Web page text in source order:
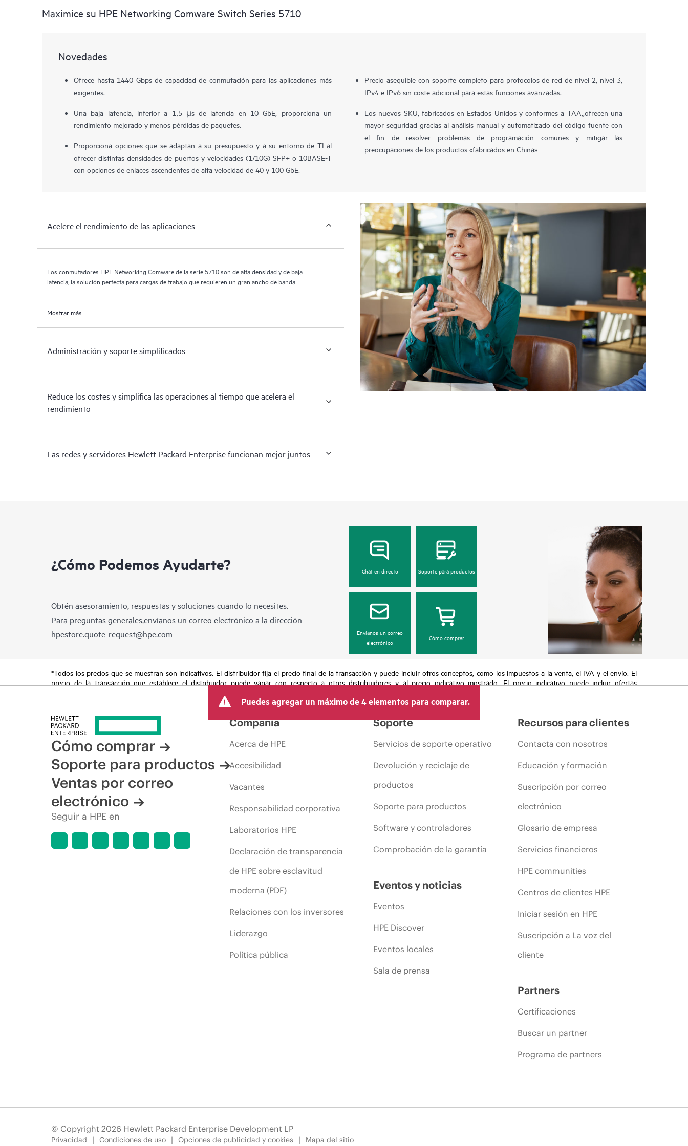
Maximice su HPE Networking Comware Switch Series 5710
Novedades
Ofrece hasta 1440 Gbps de capacidad de conmutación para las aplicaciones más
exigentes.
Una baja latencia, inferior a 1,5 µs de latencia en 10 GbE, proporciona un
rendimiento mejorado y menos pérdidas de paquetes.
Proporciona opciones que se adaptan a su presupuesto y a su entorno de TI al
ofrecer distintas densidades de puertos y velocidades (1/10G) SFP+ o 10BASE-T
con opciones de enlaces ascendentes de alta velocidad de 40 y 100 GbE.
Precio asequible con soporte completo para protocolos de red de nivel 2, nivel 3,
IPv4 e IPv6 sin coste adicional para estas funciones avanzadas.
Los nuevos SKU, fabricados en Estados Unidos y conformes a TAA,,ofrecen una
mayor seguridad gracias al análisis manual y automatizado del código fuente con
el fin de resolver problemas de programación comunes y mitigar las
preocupaciones de los productos «fabricados en China»
Acelere el rendimiento de las aplicaciones
Los conmutadores HPE Networking Comware de la serie 5710 son de alta densidad y de baja
latencia, la solución perfecta para cargas de trabajo que requieren un gran ancho de banda.
Mostrar más
Administración y soporte simplificados
Reduce los costes y simplifica las operaciones al tiempo que acelera el
rendimiento
Las redes y servidores Hewlett Packard Enterprise funcionan mejor juntos
¿Cómo Podemos Ayudarte?
Obtén asesoramiento, respuestas y soluciones cuando lo necesites.
Para preguntas generales,envíanos un correo electrónico a la dirección
hpestore.quote-request@hpe.com
Chat en directo Soporte para productos
Envíanos un correo
electrónico
Cómo comprar
*Todos los precios que se muestran son indicativos. El distribuidor fija el precio final de la transacción y puede incluir otros conceptos, como los impuestos a la venta, el IVA y el envío. El
precio de la transacción que establece el distribuidor puede variar con respecto a otros distribuidores y al precio indicativo mostrado. El precio indicativo puede incluir ofertas
del mercado, descatalogación de productos, disponibilidad limitada de productos, promociones de fin de la vida útil y errores en los anuncios.
Puedes agregar un máximo de 4 elementos para comparar.
Cómo comprar
Soporte para productos
Ventas por correo
electrónico
Seguir a HPE en
Compañía
Acerca de HPE
Accesibilidad
Vacantes
Responsabilidad corporativa
Laboratorios HPE
Declaración de transparencia
de HPE sobre esclavitud
moderna (PDF)
Relaciones con los inversores
Liderazgo
Política pública
Soporte
Servicios de soporte operativo
Devolución y reciclaje de
productos
Soporte para productos
Software y controladores
Comprobación de la garantía
Eventos y noticias
Eventos
HPE Discover
Eventos locales
Sala de prensa
Recursos para clientes
Contacta con nosotros
Educación y formación
Suscripción por correo
electrónico
Glosario de empresa
Servicios financieros
HPE communities
Centros de clientes HPE
Iniciar sesión en HPE
Suscripción a La voz del
cliente
Partners
Certificaciones
Buscar un partner
Programa de partners
© Copyright 2026 Hewlett Packard Enterprise Development LP
Privacidad Condiciones de uso Opciones de publicidad y cookies Mapa del sitio